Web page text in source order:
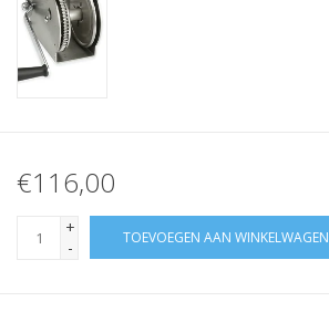
€116,00
+
-
TOEVOEGEN AAN WINKELWAGEN